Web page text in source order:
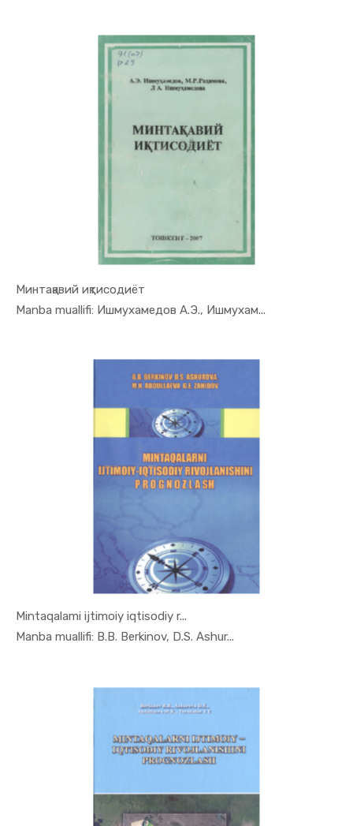
Минтақавий иқтисодиёт
Manba muallifi: Ишмухамедов А.Э., Ишмухам...
In Mintaqa...
Mintaqalami ijtimoiy iqtisodiy r...
Manba muallifi: В.В. Berkinov, D.S. Ashur...
In Mintaqa...